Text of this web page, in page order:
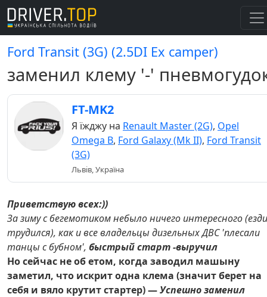
Ford Transit (3G) (2.5DI Ex camper)
заменил клему '-'
FT-MK2
Я їжджу на Renault Master (2G), Opel
Omega B, Ford Galaxy (Mk II), Ford Transit
(3G)
Львів, Україна
Приветствую всех:))
За зиму с бегемотиком небыло ничего интересного
трудился), как и все владельцы дизельных ДВС 'плесали
танцы с бубном', быстрый старт -выручил
Но сейчас не об етом, когда заводил машыну
заметил, что искрит одна клема (значит берет на
себя и вяло крутит стартер) —Успешно заменил